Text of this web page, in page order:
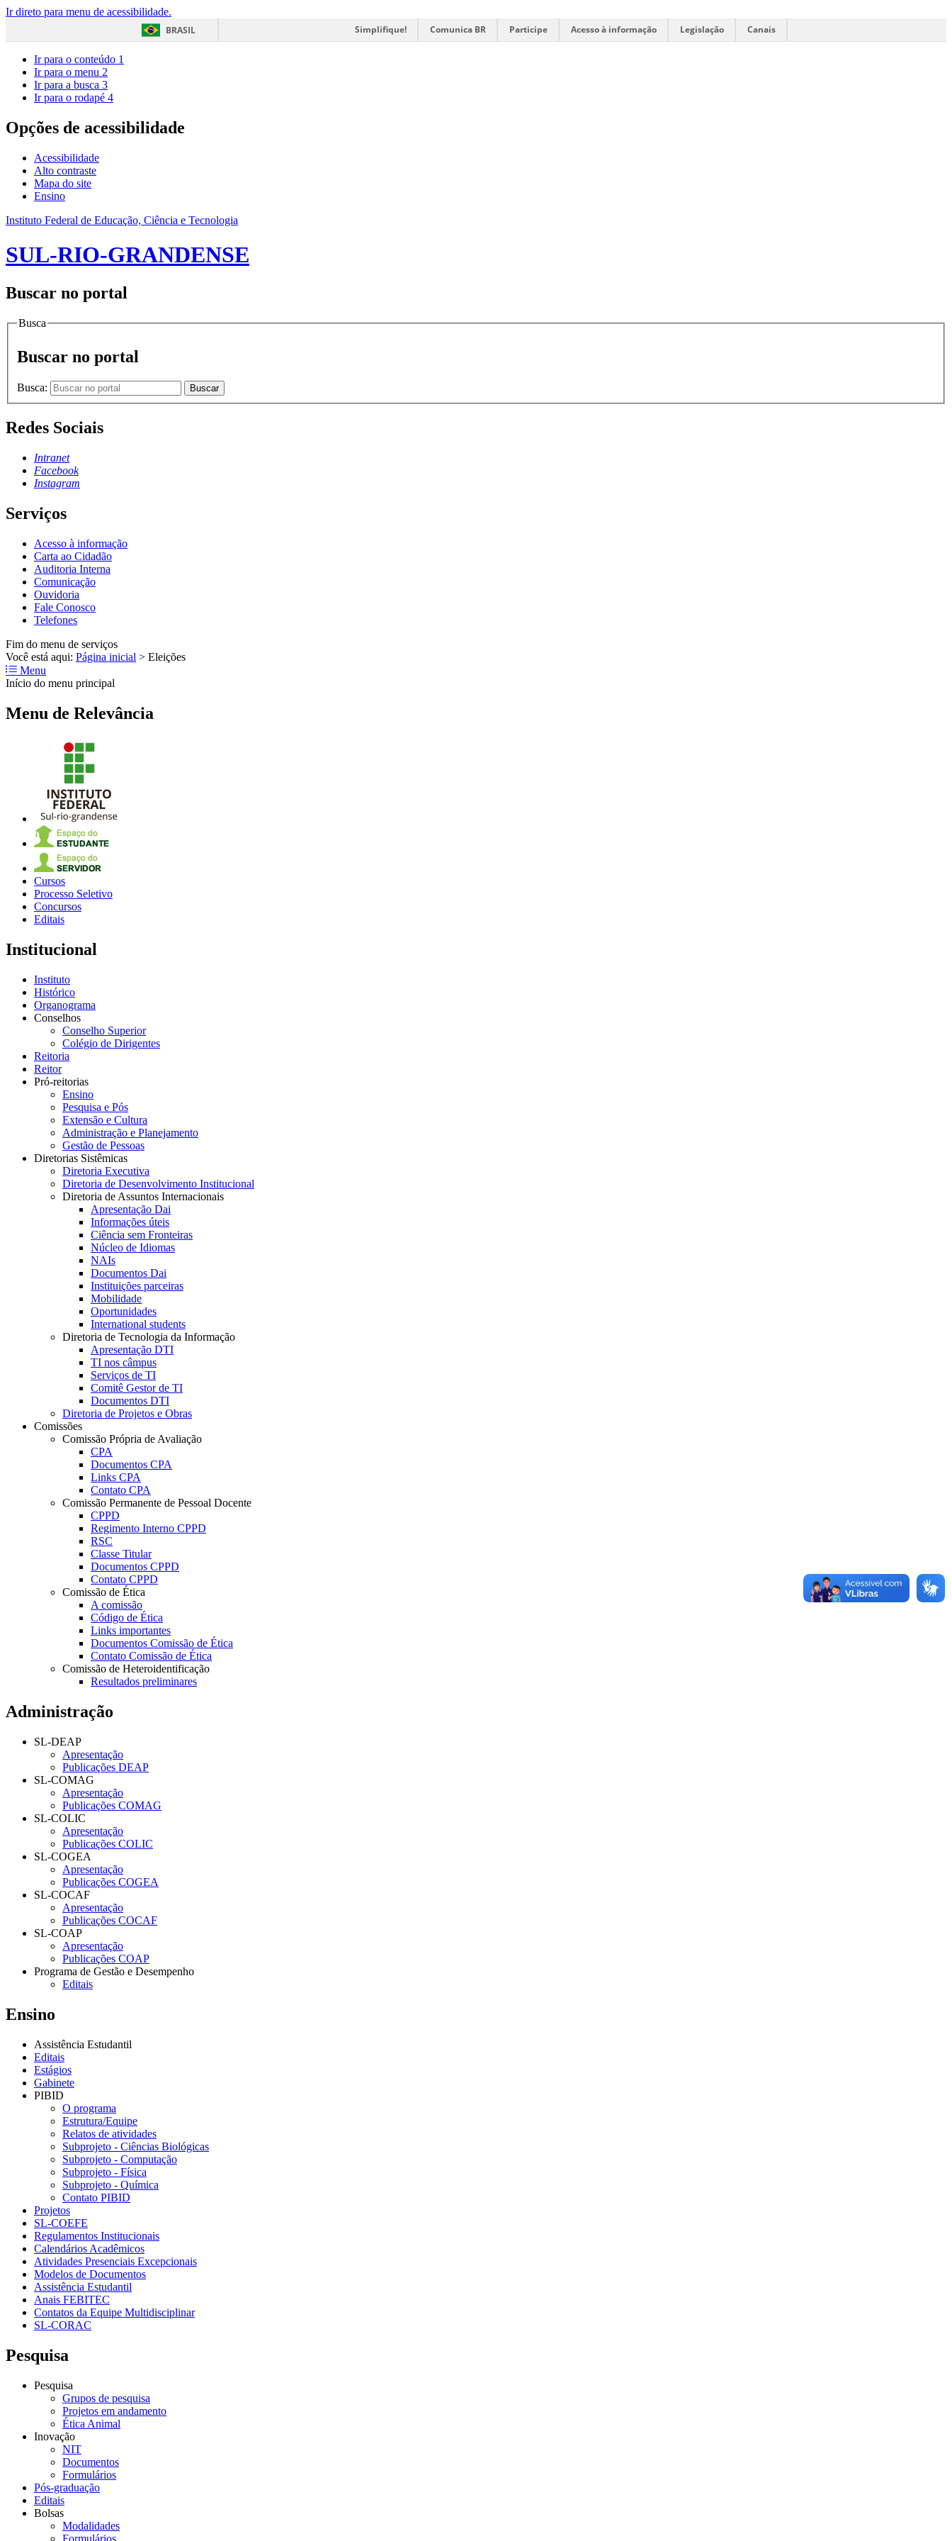
Ir direto para menu de acessibilidade.
BRASIL
Simplifique! Comunica BR Participe Acesso à informação Legislação Canais
Ir para o conteúdo 1
Ir para o menu 2
Ir para a busca 3
Ir para o rodapé 4
Opções de acessibilidade
Acessibilidade
Alto contraste
Mapa do site
Ensino
Instituto Federal de Educação, Ciência e Tecnologia
SUL-RIO-GRANDENSE
Buscar no portal
Busca
Buscar no portal
Busca: Buscar
Redes Sociais
Intranet
Facebook
Instagram
Serviços
Acesso à informação
Carta ao Cidadão
Auditoria Interna
Comunicação
Ouvidoria
Fale Conosco
Telefones
Fim do menu de serviços
Você está aqui: Página inicial > Eleições
Menu
Início do menu principal
Menu de Relevância
Cursos
Processo Seletivo
Concursos
Editais
Institucional
Instituto
Histórico
Organograma
Conselhos
Conselho Superior
Colégio de Dirigentes
Reitoria
Reitor
Pró-reitorias
Ensino
Pesquisa e Pós
Extensão e Cultura
Administração e Planejamento
Gestão de Pessoas
Diretorias Sistêmicas
Diretoria Executiva
Diretoria de Desenvolvimento Institucional
Diretoria de Assuntos Internacionais
Apresentação Dai
Informações úteis
Ciência sem Fronteiras
Núcleo de Idiomas
NAIs
Documentos Dai
Instituições parceiras
Mobilidade
Oportunidades
International students
Diretoria de Tecnologia da Informação
Apresentação DTI
TI nos câmpus
Serviços de TI
Comitê Gestor de TI
Documentos DTI
Diretoria de Projetos e Obras
Comissões
Comissão Própria de Avaliação
CPA
Documentos CPA
Links CPA
Contato CPA
Comissão Permanente de Pessoal Docente
CPPD
Regimento Interno CPPD
RSC
Classe Titular
Documentos CPPD
Contato CPPD
Comissão de Ética
A comissão
Código de Ética
Links importantes
Documentos Comissão de Ética
Contato Comissão de Ética
Comissão de Heteroidentificação
Resultados preliminares
Administração
SL-DEAP
Apresentação
Publicações DEAP
SL-COMAG
Apresentação
Publicações COMAG
SL-COLIC
Apresentação
Publicações COLIC
SL-COGEA
Apresentação
Publicações COGEA
SL-COCAF
Apresentação
Publicações COCAF
SL-COAP
Apresentação
Publicações COAP
Programa de Gestão e Desempenho
Editais
Ensino
Assistência Estudantil
Editais
Estágios
Gabinete
PIBID
O programa
Estrutura/Equipe
Relatos de atividades
Subprojeto - Ciências Biológicas
Subprojeto - Computação
Subprojeto - Física
Subprojeto - Química
Contato PIBID
Projetos
SL-COEFE
Regulamentos Institucionais
Calendários Acadêmicos
Atividades Presenciais Excepcionais
Modelos de Documentos
Assistência Estudantil
Anais FEBITEC
Contatos da Equipe Multidisciplinar
SL-CORAC
Pesquisa
Pesquisa
Grupos de pesquisa
Projetos em andamento
Ética Animal
Inovação
NIT
Documentos
Formulários
Pós-graduação
Editais
Bolsas
Modalidades
Formulários